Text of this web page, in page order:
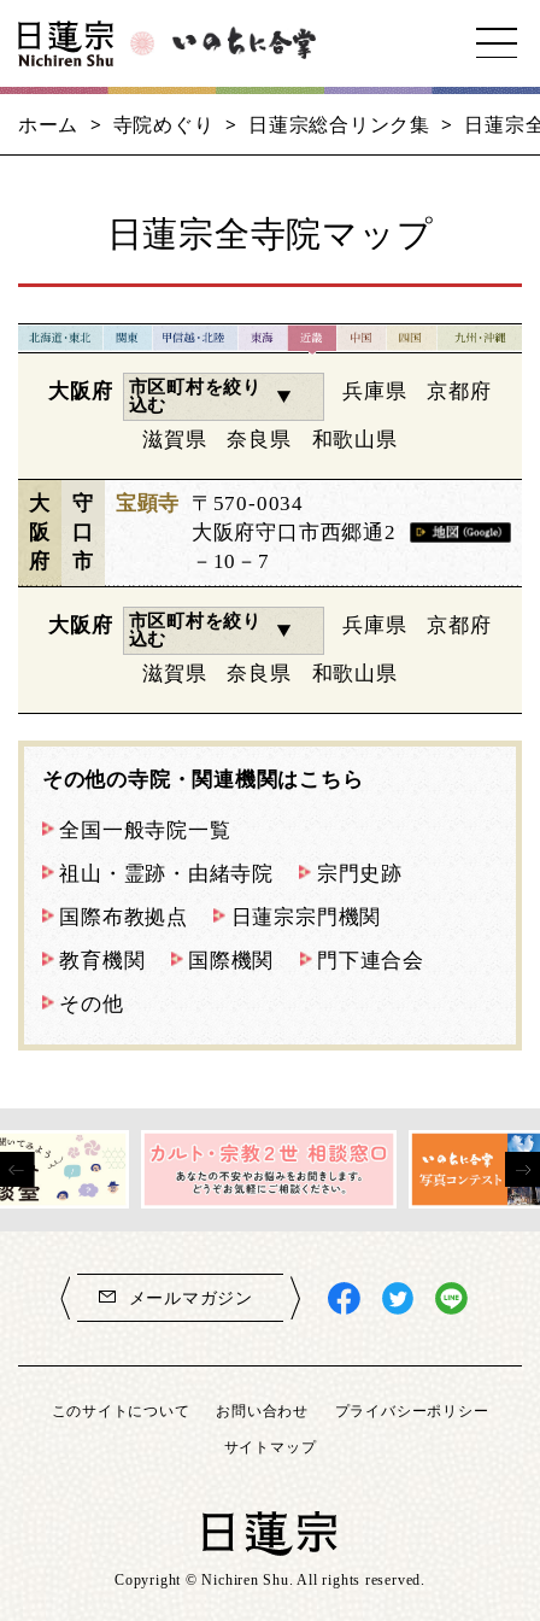
ホーム > 寺院めぐり > 日蓮宗総合リンク集 > 日蓮宗
日蓮宗全寺院マップ
大阪府
市区町村を絞り
込む
兵庫県 京都府
滋賀県 奈良県 和歌山県
大
阪
府
守
口
市
宝顕寺
〒570-0034
大阪府守口市西郷通2
－10－7
大阪府
市区町村を絞り
込む
兵庫県 京都府
滋賀県 奈良県 和歌山県
その他の寺院・関連機関はこちら
全国一般寺院一覧
祖山・霊跡・由緒寺院
宗門史跡
国際布教拠点
日蓮宗宗門機関
教育機関
国際機関
門下連合会
その他
メールマガジン
このサイトについて お問い合わせ
プライバシーポリシー
サイトマップ
Copyright © Nichiren Shu. All rights reserved.